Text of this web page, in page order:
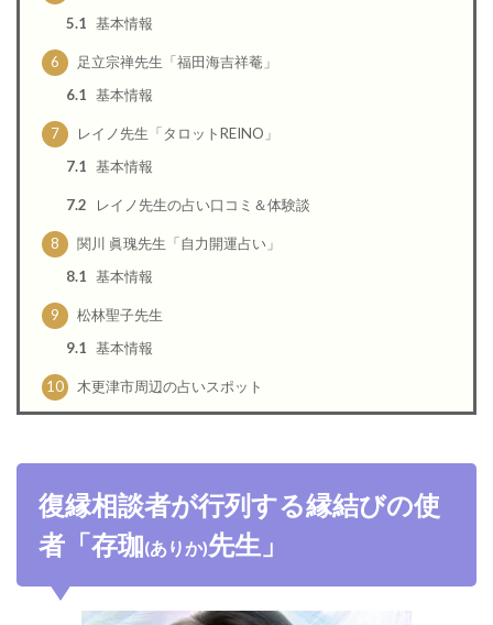
5.1 基本情報
6
足立宗禅先生「福田海吉祥菴」
6.1 基本情報
7
レイノ先生「タロットREINO」
7.1 基本情報
7.2 レイノ先生の占い口コミ＆体験談
8
関川 眞瑰先生「自力開運占い」
8.1 基本情報
9
松林聖子先生
9.1 基本情報
10 木更津市周辺の占いスポット
復縁相談者が行列する縁結びの使
者「存珈(ありか)先生」